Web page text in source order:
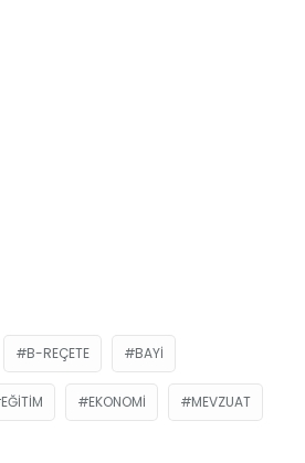
B-REÇETE BAYI
EĞITIM EKONOMI MEVZUAT